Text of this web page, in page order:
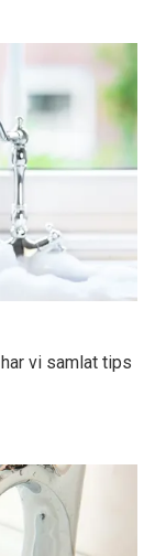
vi samlat tips